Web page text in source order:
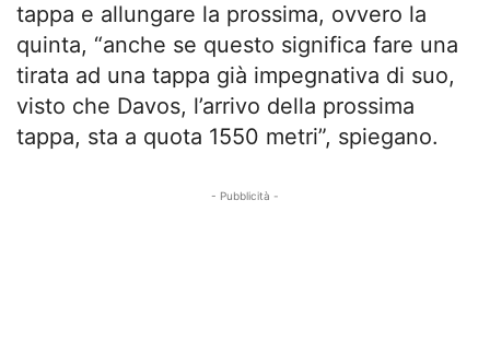
tappa e allungare la prossima, ovvero la
quinta, “anche se questo significa fare una
tirata ad una tappa già impegnativa di suo,
visto che Davos, l’arrivo della prossima
tappa, sta a quota 1550 metri”, spiegano.
- Pubblicità -